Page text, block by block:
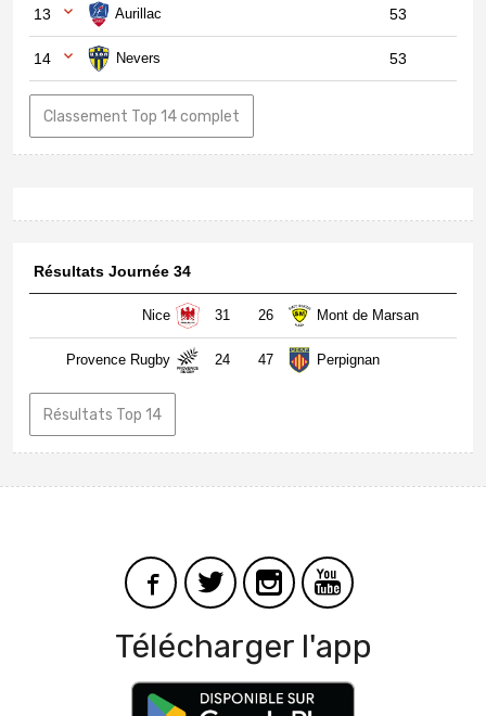
13 Aurillac 53
14 Nevers 53
Classement Top 14 complet
Résultats Journée 34
Nice 31 26 Mont de Marsan
Provence Rugby 24 47 Perpignan
Résultats Top 14
Télécharger l'app